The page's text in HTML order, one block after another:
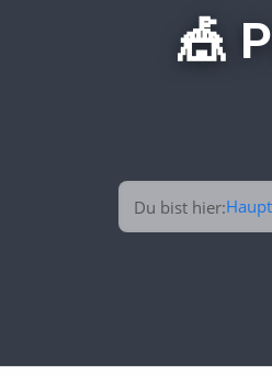
🎪
Du bist hier: